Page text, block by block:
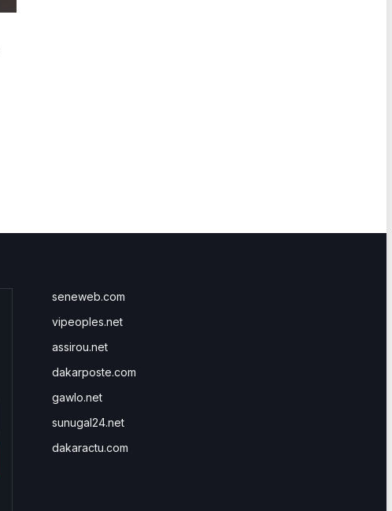
seneweb.com
vipeoples.net
assirou.net
dakarposte.com
gawlo.net
sunugal24.net
dakaractu.com